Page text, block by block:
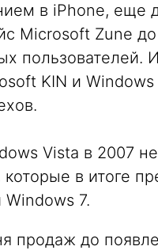
в iPhone, еще
Microsoft Zune
пользователей.
KIN и Windows
Vista в 2007
в итоге
Windows 7.
продаж до